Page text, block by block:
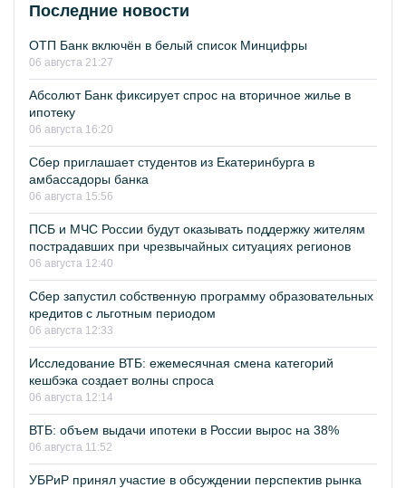
Последние новости
ОТП Банк включён в белый список Минцифры
06 августа 21:27
Абсолют Банк фиксирует спрос на вторичное жилье в
ипотеку
06 августа 16:20
Сбер приглашает студентов из Екатеринбурга в
амбассадоры банка
06 августа 15:56
ПСБ и МЧС России будут оказывать поддержку жителям
пострадавших при чрезвычайных ситуациях регионов
06 августа 12:40
Сбер запустил собственную программу образовательных
кредитов с льготным периодом
06 августа 12:33
Исследование ВТБ: ежемесячная смена категорий
кешбэка создает волны спроса
06 августа 12:14
ВТБ: объем выдачи ипотеки в России вырос на 38%
06 августа 11:52
УБРиР принял участие в обсуждении перспектив рынка